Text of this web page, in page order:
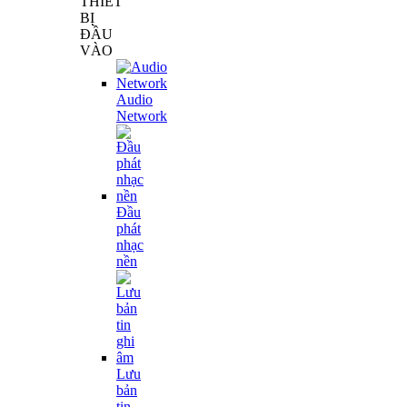
BỊ
ĐẦU
VÀO
Audio
Network
Đầu
phát
nhạc
nền
Lưu
bản